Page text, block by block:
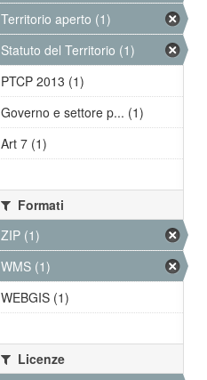
Territorio aperto (1)
Statuto del Territorio (1)
PTCP 2013 (1)
Governo e settore p... (1)
Art 7 (1)
Formati
ZIP (1)
WMS (1)
WEBGIS (1)
Licenze